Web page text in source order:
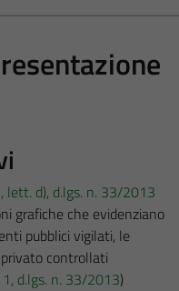
lett. d), d.lgs. n. 33/2013
grafiche che evidenziano
pubblici vigilati, le
controllati
d.lgs. n. 33/2013)